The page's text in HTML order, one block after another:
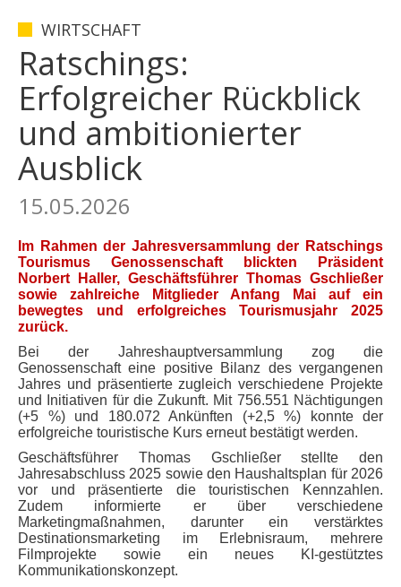
WIRTSCHAFT
Ratschings:
Erfolgreicher Rückblick
und ambitionierter
Ausblick
15.05.2026
Im Rahmen der Jahresversammlung der Ratschings
Tourismus Genossenschaft blickten Präsident
Norbert Haller, Geschäftsführer Thomas Gschließer
sowie zahlreiche Mitglieder Anfang Mai auf ein
bewegtes und erfolgreiches Tourismusjahr 2025
zurück.
Bei der Jahreshauptversammlung zog die
Genossenschaft eine positive Bilanz des vergangenen
Jahres und präsentierte zugleich verschiedene Projekte
und Initiativen für die Zukunft. Mit 756.551 Nächtigungen
(+5 %) und 180.072 Ankünften (+2,5 %) konnte der
erfolgreiche touristische Kurs erneut bestätigt werden.
Geschäftsführer Thomas Gschließer stellte den
Jahresabschluss 2025 sowie den Haushaltsplan für 2026
vor und präsentierte die touristischen Kennzahlen.
Zudem informierte er über verschiedene
Marketingmaßnahmen, darunter ein verstärktes
Destinationsmarketing im Erlebnisraum, mehrere
Filmprojekte sowie ein neues KI-gestütztes
Kommunikationskonzept.